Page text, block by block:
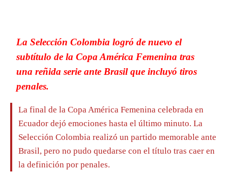
La Selección Colombia logró de nuevo el
subtítulo de la Copa América Femenina tras
una reñida serie ante Brasil que incluyó tiros
penales.
La final de la Copa América Femenina celebrada en
Ecuador dejó emociones hasta el último minuto. La
Selección Colombia realizó un partido memorable ante
Brasil, pero no pudo quedarse con el título tras caer en
la definición por penales.